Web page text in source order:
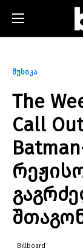
მუსიკა
The
Call
Billboard